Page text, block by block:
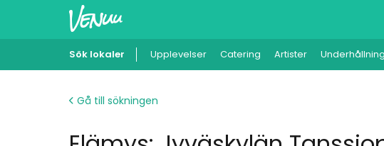
Sök lokaler Upplevelser Catering Artister Underhållning
Gå till sökningen